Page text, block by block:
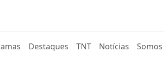
Destaques TNT Notícias